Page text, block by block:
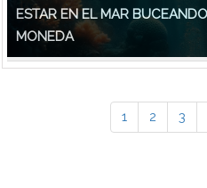
ESTAR EN EL MAR
MONEDA
1 2 3